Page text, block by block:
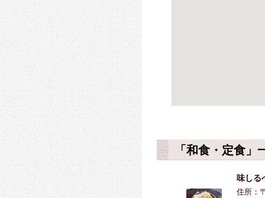
「和食・定食」
味しる
住所：